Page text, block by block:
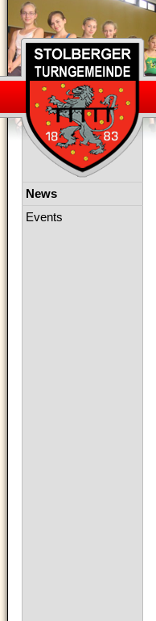
Navigation
News
Events